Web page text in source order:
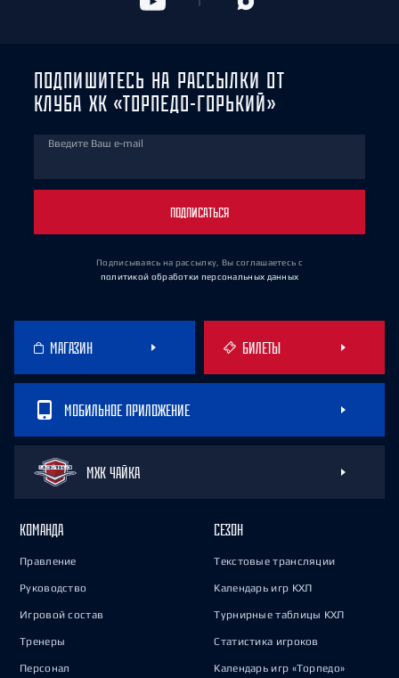
ПОДПИШИТЕСЬ НА РАССЫЛКИ ОТ
КЛУБА ХК «ТОРПЕДО-ГОРЬКИЙ»
Введите Ваш e-mail
ПОДПИСАТЬСЯ
Подписываясь на рассылку, Вы соглашаетесь с
политикой обработки персональных данных
МАГАЗИН БИЛЕТЫ
МОБИЛЬНОЕ ПРИЛОЖЕНИЕ
МХК ЧАЙКА
КОМАНДА
Правление
Руководство
Игровой состав
Тренеры
Персонал
СЕЗОН
Текстовые трансляции
Календарь игр КХЛ
Турнирные таблицы КХЛ
Статистика игроков
Календарь игр «Торпедо»